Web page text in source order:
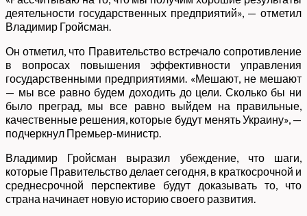
деятельности государственных предприятий», — отметил
Владимир Гройсман.
Он отметил, что Правительство встречало сопротивление
в вопросах повышения эффективности управления
государственными предприятиями. «Мешают, не мешают
— мы все равно будем доходить до цели. Сколько бы ни
было преград, мы все равно выйдем на правильные,
качественные решения, которые будут менять Украину», —
подчеркнул Премьер-министр.
Владимир Гройсман выразил убеждение, что шаги,
которые Правительство делает сегодня, в краткосрочной и
среднесрочной перспективе будут доказывать то, что
страна начинает новую историю своего развития.